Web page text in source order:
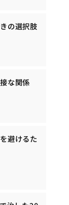
の選択肢
な関係
避けるた